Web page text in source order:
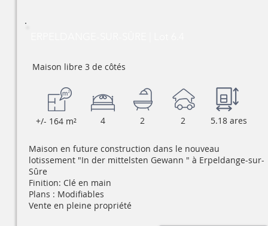
Maison libre 3 de côtés
+/- 164 m² 4 2 2 5.18 ares
Maison en future construction dans le nouveau
lotissement "In der mittelsten Gewann " à Erpeldange-sur-
Sûre
Finition: Clé en main
Plans : Modifiables
Vente en pleine propriété